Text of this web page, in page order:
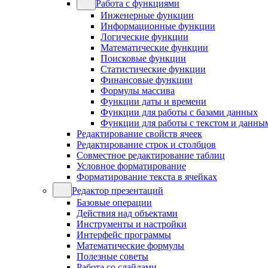
Работа с функциями
Инженерные функции
Информационные функции
Логические функции
Математические функции
Поисковые функции
Статистические функции
Финансовые функции
Формулы массива
Функции даты и времени
Функции для работы с базами данных
Функции для работы с текстом и
Редактирование свойств ячеек
Редактирование строк и столбцов
Совместное редактирование таблиц
Условное форматирование
Форматирование текста в ячейках
Редактор презентаций
Базовые операции
Действия над объектами
Инструменты и настройки
Интерфейс программы
Математические формулы
Полезные советы